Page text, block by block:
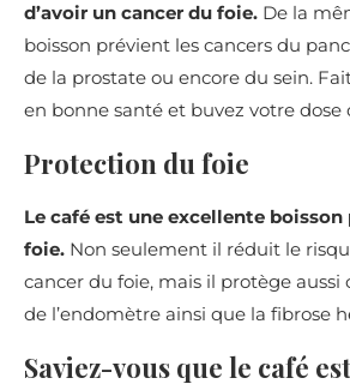
d’avoir un cancer du foie. De la
boisson prévient les cancers du
de la prostate ou encore du sein.
en bonne santé et buvez votre dose
Protection du foie
Le café est une excellente
foie. Non seulement il réduit le
cancer du foie, mais il protège aussi
de l’endomètre ainsi que la fibrose
Saviez-vous que le café